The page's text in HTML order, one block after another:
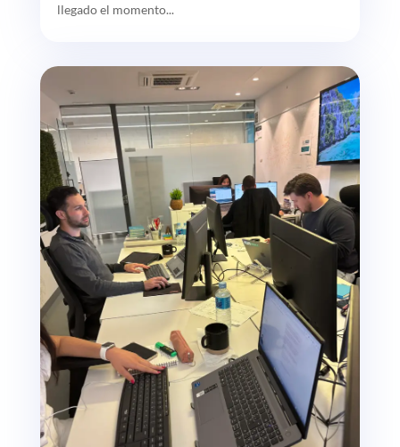
llegado el momento...